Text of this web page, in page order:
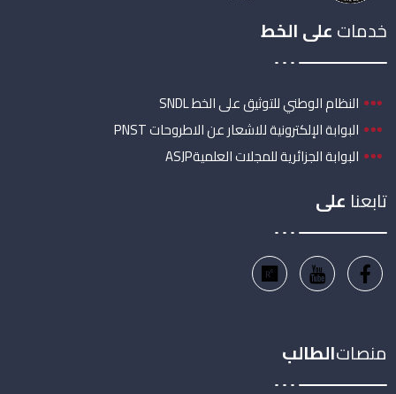
خدماتعلى الخط
النظام الوطني للتوثيق على الخط SNDL
البوابة الإلكترونية للاشعار عن الاطروحات PNST
البوابة الجزائرية للمجلات العلميةASJP
تابعنا على
منصاتالطالب